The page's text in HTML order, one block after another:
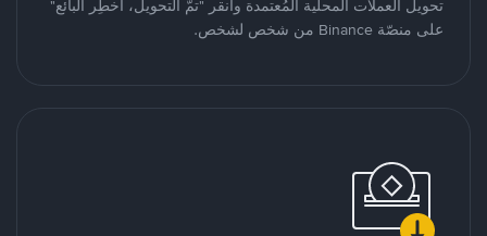
تحويل العملات المحلية المُعتمدة وانقر "تمّ التحويل، اخطِر البائع"
على منصّة Binance من شخص لشخص.